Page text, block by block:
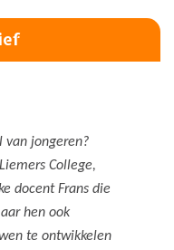
van jongeren?
College,
docent Frans die
hen ook
te ontwikkelen